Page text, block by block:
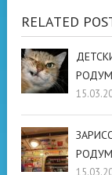
RELATED